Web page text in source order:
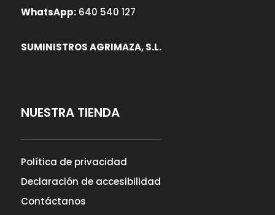
WhatsApp:640 540 127
SUMINISTROS AGRIMAZA, S.L.
NUESTRA TIENDA
Política de privacidad
Declaración de accesibilidad
Contáctanos